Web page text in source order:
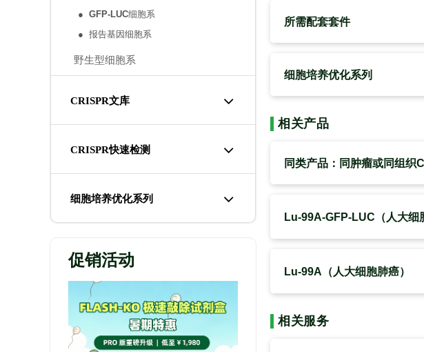
● GFP-LUC细胞系
● 报告基因细胞系
野生型细胞系
CRISPR文库
CRISPR快速检测
细胞培养优化系列
促销活动
所需配套套件
细胞培养优化系列
相关产品
同类产品：同肿瘤或同组织
Lu-99A-GFP-LUC（人大细
Lu-99A（人大细胞肺癌）
相关服务